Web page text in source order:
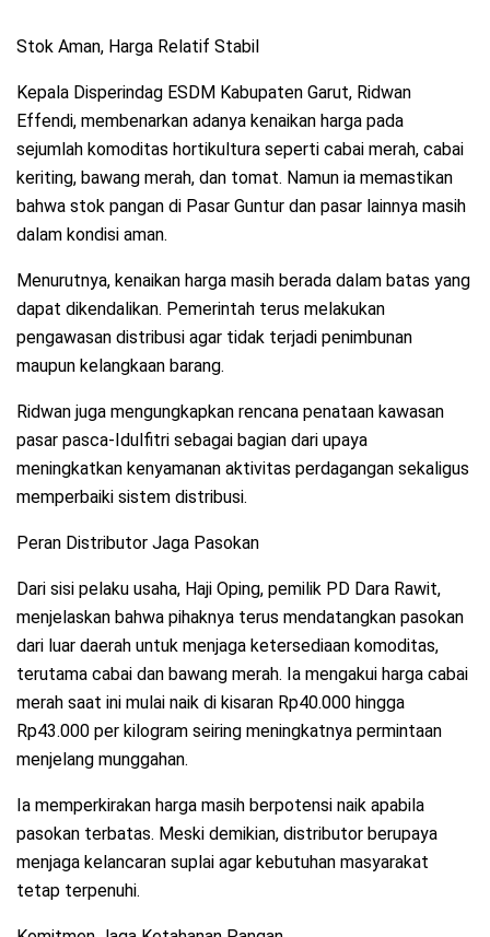
Stok Aman, Harga Relatif Stabil
Kepala Disperindag ESDM Kabupaten Garut, Ridwan
Effendi, membenarkan adanya kenaikan harga pada
sejumlah komoditas hortikultura seperti cabai merah, cabai
keriting, bawang merah, dan tomat. Namun ia memastikan
bahwa stok pangan di Pasar Guntur dan pasar lainnya masih
dalam kondisi aman.
Menurutnya, kenaikan harga masih berada dalam batas yang
dapat dikendalikan. Pemerintah terus melakukan
pengawasan distribusi agar tidak terjadi penimbunan
maupun kelangkaan barang.
Ridwan juga mengungkapkan rencana penataan kawasan
pasar pasca-Idulfitri sebagai bagian dari upaya
meningkatkan kenyamanan aktivitas perdagangan sekaligus
memperbaiki sistem distribusi.
Peran Distributor Jaga Pasokan
Dari sisi pelaku usaha, Haji Oping, pemilik PD Dara Rawit,
menjelaskan bahwa pihaknya terus mendatangkan pasokan
dari luar daerah untuk menjaga ketersediaan komoditas,
terutama cabai dan bawang merah. Ia mengakui harga cabai
merah saat ini mulai naik di kisaran Rp40.000 hingga
Rp43.000 per kilogram seiring meningkatnya permintaan
menjelang munggahan.
Ia memperkirakan harga masih berpotensi naik apabila
pasokan terbatas. Meski demikian, distributor berupaya
menjaga kelancaran suplai agar kebutuhan masyarakat
tetap terpenuhi.